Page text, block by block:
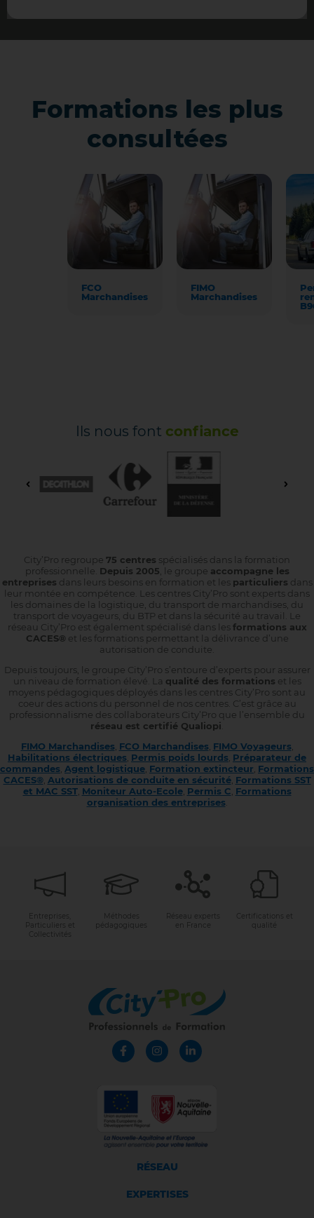
Formations les plus
consultées
FCO
Marchandises
FIMO
Marchandises
Ils nous font confiance
City’Pro regroupe 75 centres spécialisés dans la formation
professionnelle. Depuis 2005, le groupe accompagne les
entreprises dans leurs besoins en formation et les particuliers dans
leur montée en compétence. Les centres City’Pro sont experts dans
les domaines de la logistique, du transport de marchandises, du
transport de voyageurs, du BTP et dans la sécurité au travail. Le
réseau City’Pro est également spécialisé dans lesformations aux
CACES® et les formations permettant la délivrance d’une
autorisation de conduite.
Depuis toujours, le groupe City’Pro s’entoure d’experts pour assurer
un niveau de formation élevé. La qualité des formations et les
moyens pédagogiques déployés dans les centres City’Pro sont au
coeur des actions du personnel de nos centres. C’est grâce au
professionnalisme des collaborateurs City’Pro que l’ensemble du
réseau est certifié Qualiopi
FIMO Marchandises, FCO Marchandises, FIMO Voyageurs,
Habilitations électriques, Permis poids lourds, Préparateur de
commandes, Agent logistique, Formation extincteur, Formations
CACES®, Autorisations de conduite en sécurité, Formations SST
et MAC SST, Moniteur Auto-Ecole, Permis C, Formations
organisation des entreprises.
Entreprises,
Particuliers et
Collectivités
Méthodes
pédagogiques
Réseau experts
en France
Certifications et
qualité
RÉSEAU
EXPERTISES